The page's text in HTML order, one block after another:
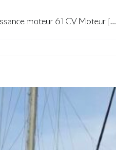
moteur 61 CV Moteur [...]